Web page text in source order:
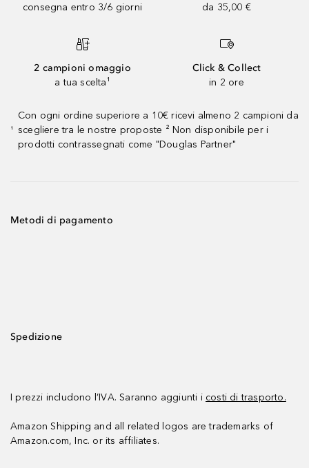
consegna entro 3/6 giorni
da 35,00 €
2 campioni omaggio
a tua scelta¹
Click & Collect
in 2 ore
¹
Con ogni ordine superiore a 10€ ricevi almeno 2 campioni da
scegliere tra le nostre proposte ² Non disponibile per i
prodotti contrassegnati come "Douglas Partner"
Metodi di pagamento
Spedizione
I prezzi includono l’IVA. Saranno aggiunti i costi di trasporto.
Amazon Shipping and all related logos are trademarks of
Amazon.com, Inc. or its affiliates.